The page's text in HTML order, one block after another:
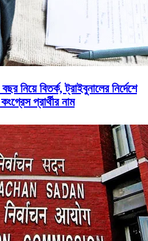
নিয়ে বিতর্ক, ট্রাইবুনালের নির্দেশে
প্রার্থীর নাম